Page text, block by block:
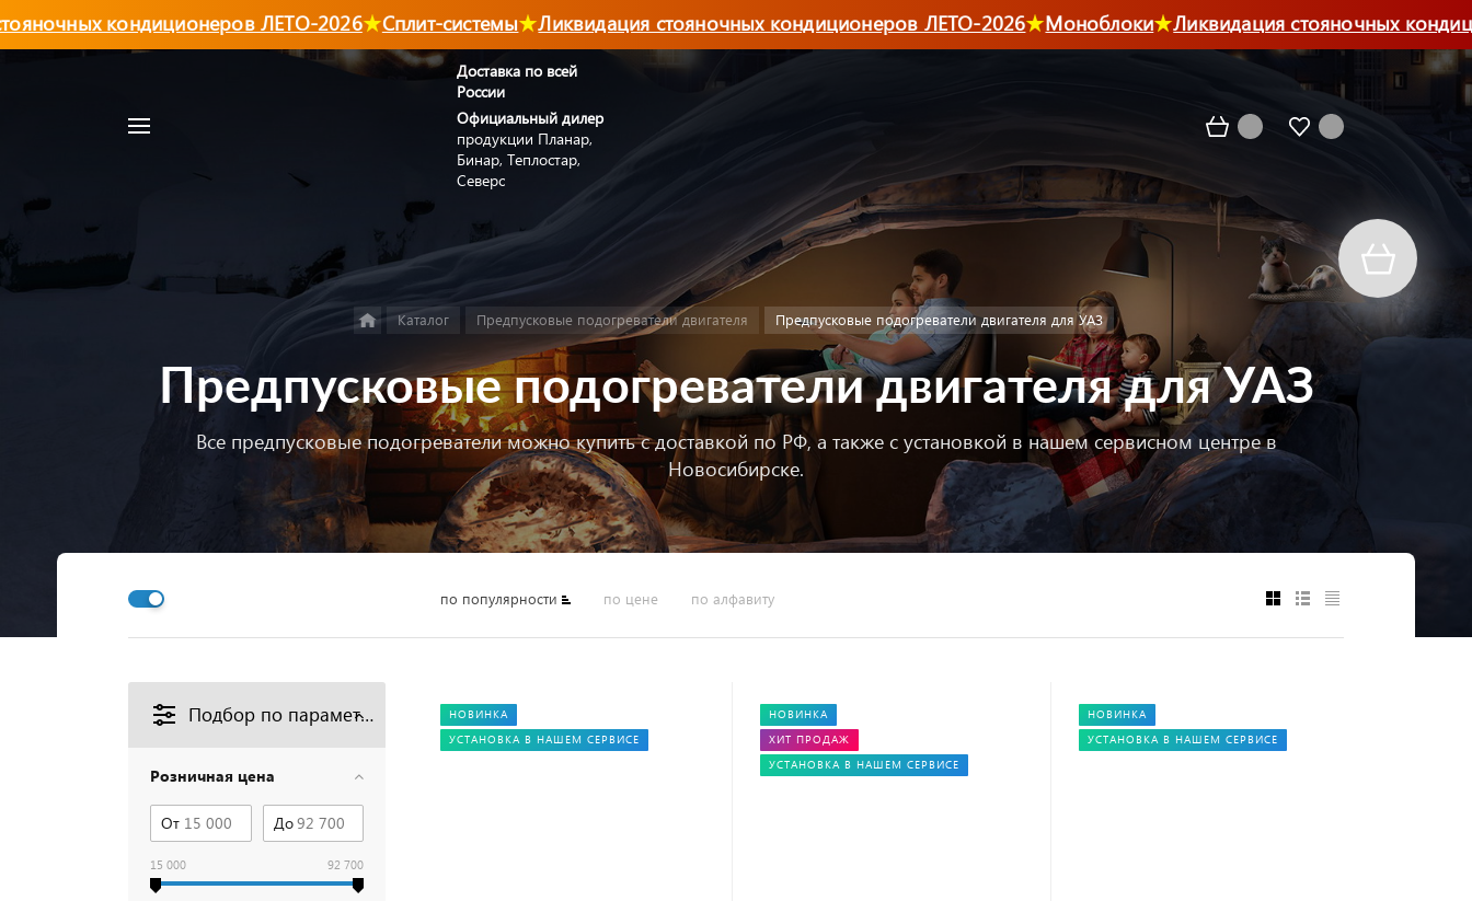
кондиционеров ЛЕТО-2026 Сплит-системы Ликвидация стояночных кондиционеров ЛЕТО-2026 Моноблоки Ликвидация стояночных
Доставка по всей
России
Официальный дилер
продукции Планар,
Бинар, Теплостар,
Северс
Каталог Предпусковые подогреватели двигателя Предпусковые подогреватели двигателя для УАЗ
Предпусковые подогреватели двигателя для УАЗ
Все предпусковые подогреватели можно купить с доставкой по РФ, а также с установкой в нашем сервисном центре в
Новосибирске.
по популярности по цене по алфавиту
Подбор по параметрам
Розничная цена
От До
15 000 92 700
НОВИНКА
УСТАНОВКА В НАШЕМ СЕРВИСЕ
НОВИНКА
ХИТ ПРОДАЖ
УСТАНОВКА В НАШЕМ СЕРВИСЕ
НОВИНКА
УСТАНОВКА В НАШЕМ СЕРВИСЕ